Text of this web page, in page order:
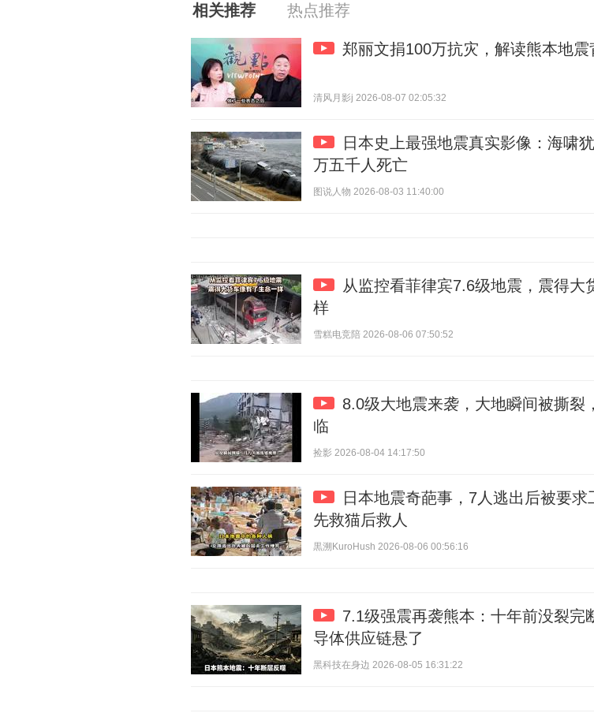
相关推荐 热点推荐
郑丽文捐100万抗灾，解读熊本地震
清风月影j 2026-08-07 02:05:32
日本史上最强地震真实影像：海啸
万五千人死亡
图说人物 2026-08-03 11:40:00
从监控看菲律宾7.6级地震，震得大
样
雪糕电竞陪 2026-08-06 07:50:52
8.0级大地震来袭，大地瞬间被撕裂
临
捡影 2026-08-04 14:17:50
日本地震奇葩事，7人逃出后被要求
先救猫后救人
黒溯KuroHush 2026-08-06 00:56:16
7.1级强震再袭熊本：十年前没裂完
导体供应链悬了
黑科技在身边 2026-08-05 16:31:22